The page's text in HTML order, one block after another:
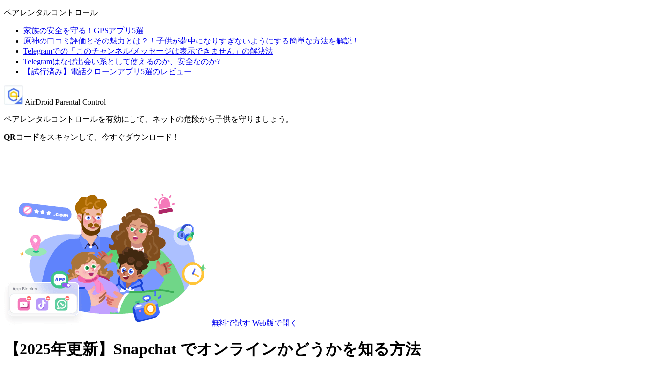
ペアレンタルコントロール
家族の安全を守る！GPSアプリ5選
原神の口コミ評価とその魅力とは？！子供が夢中になりすぎないようにする簡単な方法を解説！
Telegramでの「このチャンネル/メッセージは表示できません」の解決法
Telegramはなぜ出会い系として使えるのか、安全なのか?
【試行済み】電話クローンアプリ5選のレビュー
AirDroid Parental Control
ペアレンタルコントロールを有効にして、ネットの危険から子供を守りましょう。
QRコードをスキャンして、今すぐダウンロード！
無料で試す Web版で開く
【2025年更新】Snapchat でオンラインかどうかを知る方法